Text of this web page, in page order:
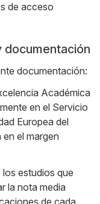
de acceso
documentación
documentación:
Académica
en el Servicio
Europea del
el margen
estudios que
la nota media
de cada